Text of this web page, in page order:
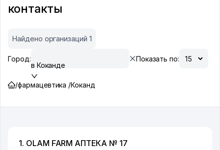
контакты
Найдено организаций 1
Город:
в Коканде
Показать по:
/фармацевтика /Коканд
1. OLAM FARM АПТЕКА № 17